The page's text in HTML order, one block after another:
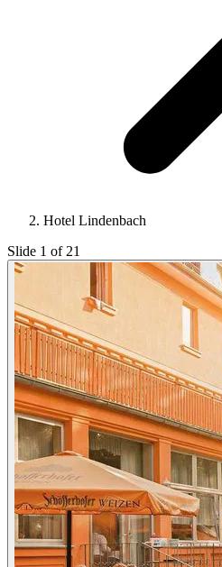
Hotel Lindenbach
Slide 1 of 21